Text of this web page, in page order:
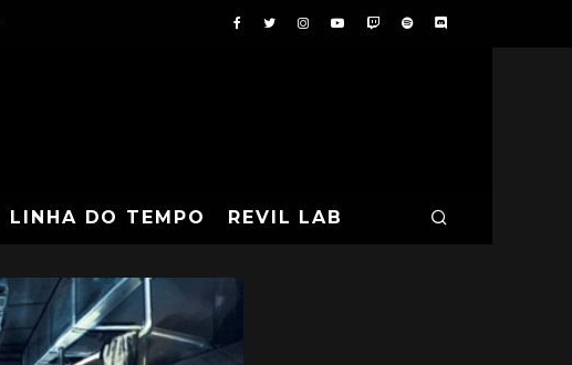
LINHA DO TEMPO REVIL LAB